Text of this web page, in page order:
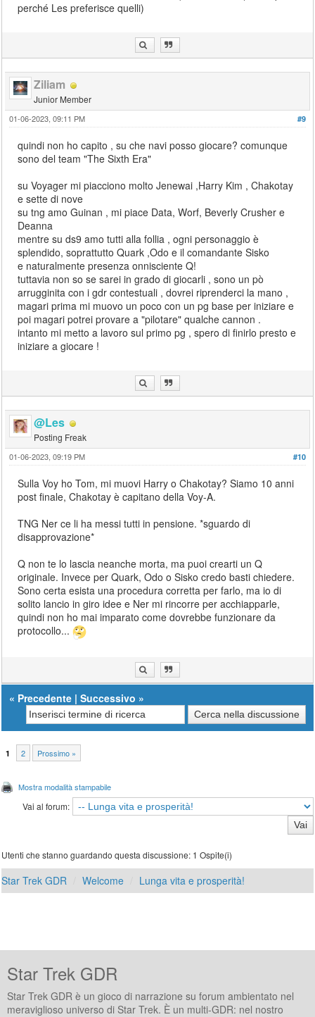
perché Les preferisce quelli)
Ziliam
Junior Member
#9
01-06-2023, 09:11 PM
quindi non ho capito , su che navi posso giocare? comunque
sono del team "The Sixth Era"
su Voyager mi piacciono molto Jenewai ,Harry Kim , Chakotay
e sette di nove
su tng amo Guinan , mi piace Data, Worf, Beverly Crusher e
Deanna
mentre su ds9 amo tutti alla follia , ogni personaggio è
splendido, soprattutto Quark ,Odo e il comandante Sisko
e naturalmente presenza onnisciente Q!
tuttavia non so se sarei in grado di giocarli , sono un pò
arrugginita con i gdr contestuali , dovrei riprenderci la mano ,
magari prima mi muovo un poco con un pg base per iniziare e
poi magari potrei provare a "pilotare" qualche cannon .
intanto mi metto a lavoro sul primo pg , spero di finirlo presto e
iniziare a giocare !
@Les
Posting Freak
#10
01-06-2023, 09:19 PM
Sulla Voy ho Tom, mi muovi Harry o Chakotay? Siamo 10 anni
post finale, Chakotay è capitano della Voy-A.
TNG Ner ce li ha messi tutti in pensione. *sguardo di
disapprovazione*
Q non te lo lascia neanche morta, ma puoi crearti un Q
originale. Invece per Quark, Odo o Sisko credo basti chiedere.
Sono certa esista una procedura corretta per farlo, ma io di
solito lancio in giro idee e Ner mi rincorre per acchiapparle,
quindi non ho mai imparato come dovrebbe funzionare da
protocollo...
« Precedente |Successivo »
1 2 Prossimo »
Mostra modalità stampabile
Vai al forum:
Utenti che stanno guardando questa discussione: 1 Ospite(i)
Star Trek GDR Welcome Lunga vita e prosperità!
Star Trek GDR
Star Trek GDR è un gioco di narrazione su forum ambientato nel
meraviglioso universo di Star Trek. È un multi-GDR: nel nostro